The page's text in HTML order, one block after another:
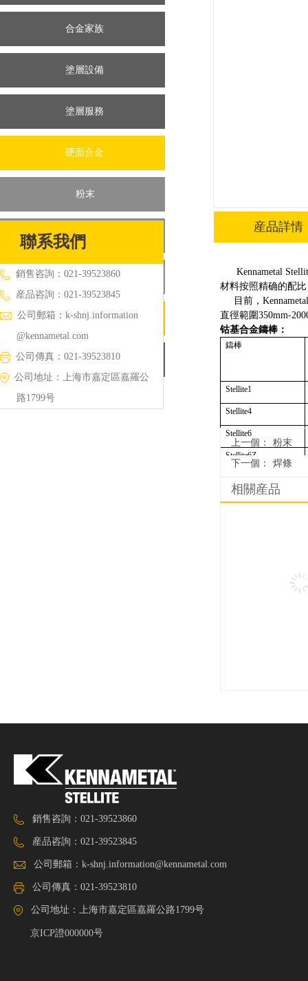
合金家族
塗層設備
塗層服務
硬面合金
粉末
塗層焊條
藥芯焊絲
鑄棒
耐磨制品
Kennametal
材料按照精确的配
目前，
直徑範圍350mm-
钴基合金鑄棒：
鑄棒
Stellite1
Stellite4
Stellite6
Stellite6Z
Stellite20
Deloro60
産品詳情
聯系我們
銷售咨詢：021-39523860
産品咨詢：021-39523845
公司郵箱： k-shnj.information
@kennametal.com
公司傳真：021-39523810
公司地址：上海市嘉定區嘉羅公
路1799号
相關産品
粉末
上一個：
焊條
下一個：
銷售咨詢：021-39523860
産品咨詢：021-39523845
公司郵箱： k-shnj.information@kennametal.com
公司傳真：021-39523810
公司地址：上海市嘉定區嘉羅公路1799号
京ICP證000000号